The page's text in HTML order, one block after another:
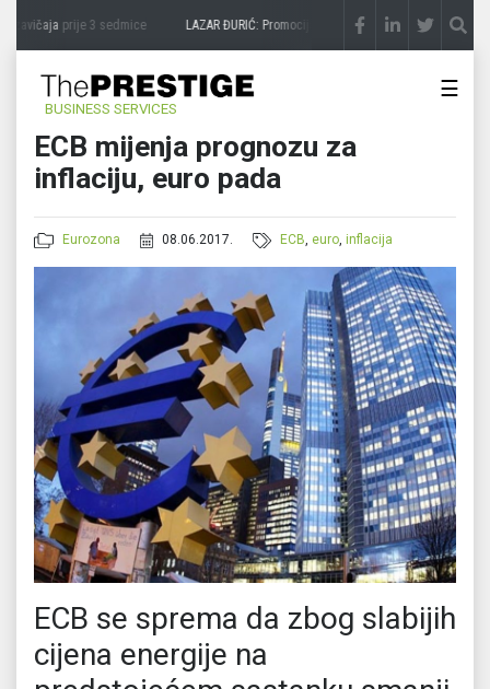
zavičajaprije 3 sedmice LAZAR ĐURIĆ: Promocija potencijal pretvara u destinaciju
BUSINESS SERVICES
☰
ECB mijenja prognozu za
inflaciju, euro pada
Eurozona 08.06.2017. ECB, euro,inflacija
ECB se sprema da zbog slabijih
cijena energije na